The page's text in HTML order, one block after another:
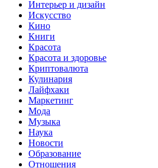
Интерьер и дизайн
Искусство
Кино
Книги
Красота
Красота и здоровье
Криптовалюта
Кулинария
Лайфхаки
Маркетинг
Мода
Музыка
Наука
Новости
Образование
Отношения